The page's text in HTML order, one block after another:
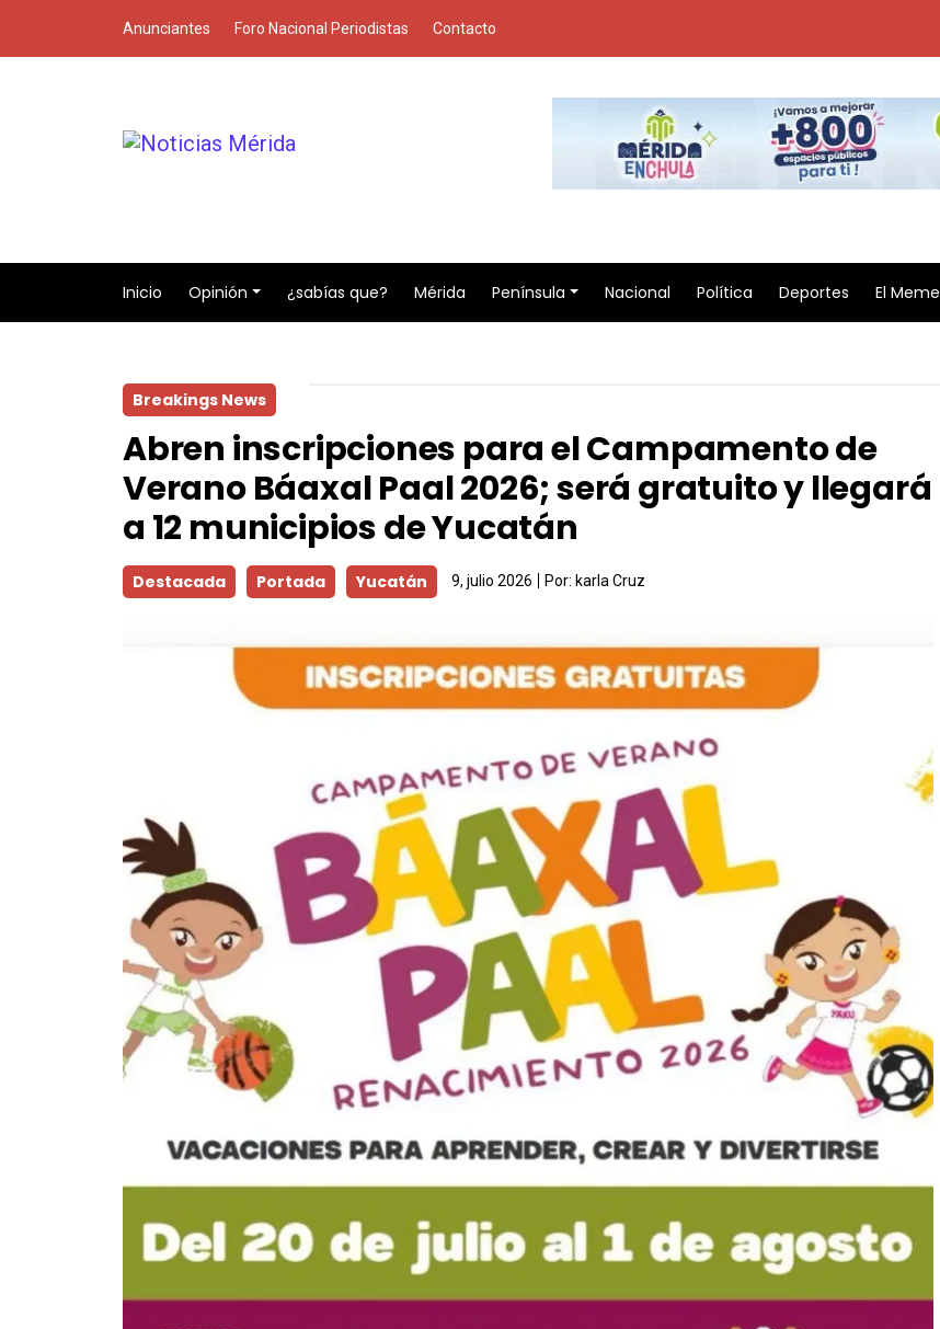
Anunciantes Foro Nacional Periodistas Contacto
Inicio Opinión ¿sabías que? Mérida Península Nacional Política Deportes El Meme
Breakings News
Abren inscripciones para el Campamento de
Verano Báaxal Paal 2026; será gratuito y llegará
a 12 municipios de Yucatán
Destacada Portada Yucatán 9, julio 2026 Por: karla Cruz